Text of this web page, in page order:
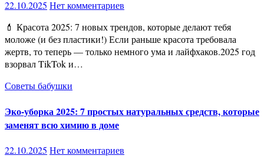
22.10.2025 Нет комментариев
💄 Красота 2025: 7 новых трендов, которые делают тебя
моложе (и без пластики!) Если раньше красота требовала
жертв, то теперь — только немного ума и лайфхаков.2025 год
взорвал TikTok и…
Советы бабушки
Эко-уборка 2025: 7 простых натуральных средств, которые
заменят всю химию в доме
22.10.2025 Нет комментариев